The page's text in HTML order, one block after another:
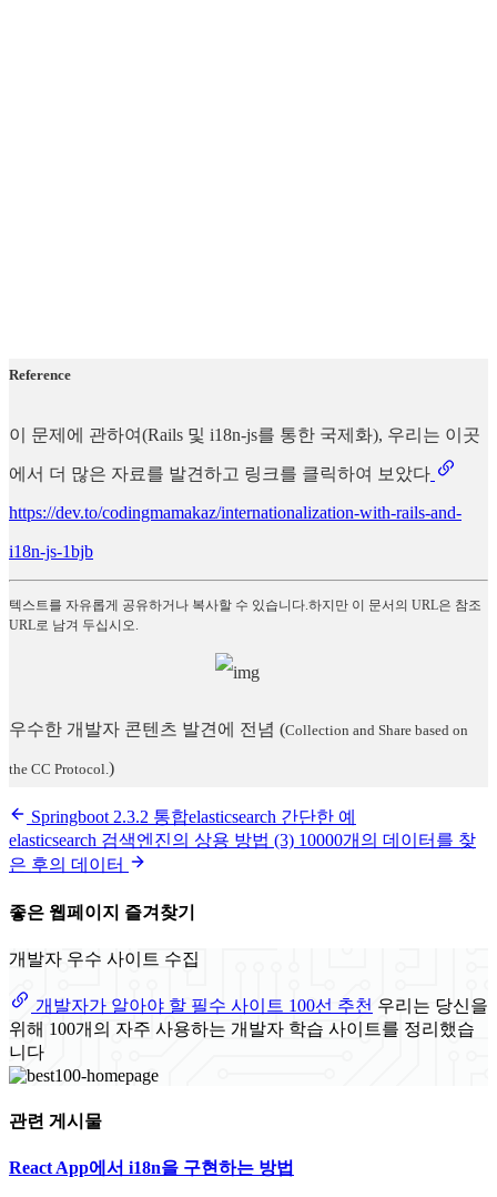
Reference
이 문제에 관하여(Rails 및 i18n-js를 통한 국제화), 우리는 이곳
에서 더 많은 자료를 발견하고 링크를 클릭하여 보았다
https://dev.to/codingmamakaz/internationalization-with-rails-and-
i18n-js-1bjb
텍스트를 자유롭게 공유하거나 복사할 수 있습니다.하지만 이 문서의 URL은 참조
URL로 남겨 두십시오.
우수한 개발자 콘텐츠 발견에 전념 (Collection and Share based on
the CC Protocol.)
Springboot 2.3.2 통합elasticsearch 간단한 예
elasticsearch 검색엔진의 상용 방법 (3) 10000개의 데이터를 찾
은 후의 데이터
좋은 웹페이지 즐겨찾기
개발자 우수 사이트 수집
개발자가 알아야 할 필수 사이트 100선 추천 우리는 당신을
위해 100개의 자주 사용하는 개발자 학습 사이트를 정리했습
니다
관련 게시물
React App에서 i18n을 구현하는 방법